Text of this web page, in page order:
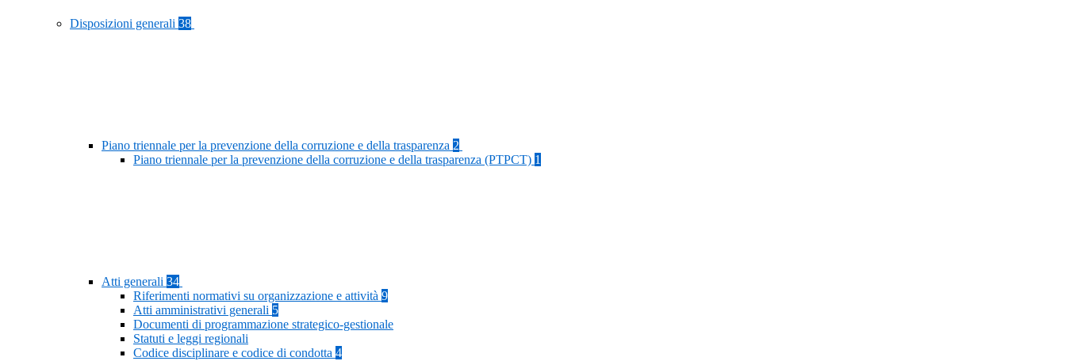
Disposizioni generali 38
Piano triennale per la prevenzione della corruzione e della trasparenza 2
Piano triennale per la prevenzione della corruzione e della trasparenza (PTPCT) 1
Atti generali 34
Riferimenti normativi su organizzazione e attività 9
Atti amministrativi generali 5
Documenti di programmazione strategico-gestionale
Statuti e leggi regionali
Codice disciplinare e codice di condotta 4